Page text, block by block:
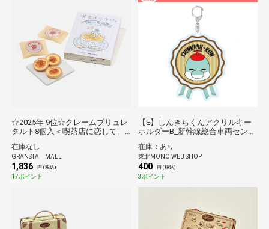
☆2025年 9位☆クレームブリュレ
タルト8個入＜喫茶店に恋して。
在庫なし
GRANSTA MALL
1,836 円 (税込)
17ポイント
【E】しんきちくんアクリルキー
ホルダーB_新幹線総合車両センタ
在庫：あり
東北MONO WEB SHOP
400 円 (税込)
3ポイント